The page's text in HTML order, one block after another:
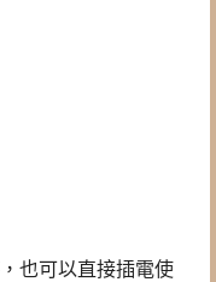
也可以直接插電使